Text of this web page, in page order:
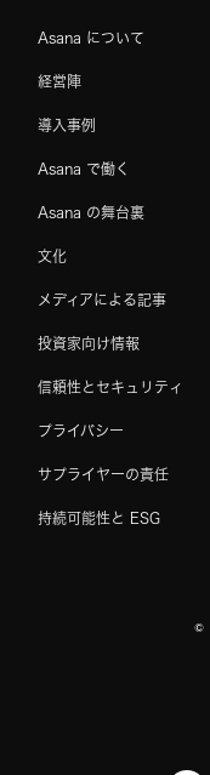
Asana について
経営陣
導入事例
Asana で働く
Asana の舞台裏
文化
メディアによる記事
投資家向け情報
信頼性とセキュリティ
プライバシー
サプライヤーの責任
持続可能性と ESG
©